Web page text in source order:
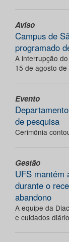
Aviso
Campus de
programado
A interrupção
15 de agosto de
Evento
de pesquisa
Cerimônia
Gestão
UFS mantém
durante o
abandono
A equipe da
e cuidados